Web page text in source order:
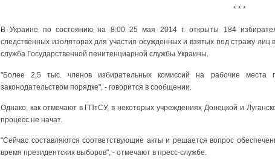
* * *
В Украине по состоянию на 8:00 25 мая 2014 г. открыты 184
следственных изоляторах для участия осужденных и взятых под стражу
служба Государственной пенитенциарной службы Украины.
"Более 2,5 тыс. членов избирательных комиссий на рабочие места
законодательством порядке", - говорится в сообщении.
Однако, как отмечают в ГПтСУ, в некоторых учреждениях Донецкой и
процесс не начат.
"Сейчас составляются соответствующие акты и решается вопрос
время президентских выборов", - отмечают в пресс-службе.